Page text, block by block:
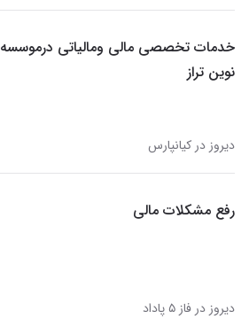
خدمات تخصصی مالی ومالیاتی درموسسه
نوین تراز
دیروز در کیانپارس
رفع مشکلات مالی
دیروز در فاز ۵ پاداد